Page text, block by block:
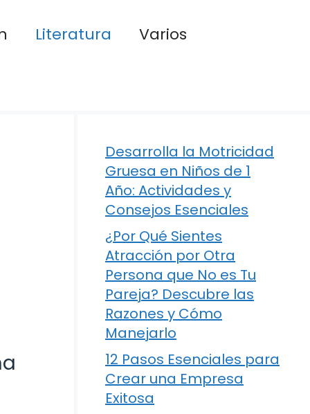
Literatura Varios
Desarrolla la Motricidad
Gruesa en Niños de 1
Año: Actividades y
Consejos Esenciales
¿Por Qué Sientes
Atracción por Otra
Persona que No es Tu
Pareja? Descubre las
Razones y Cómo
Manejarlo
12 Pasos Esenciales para
Crear una Empresa
Exitosa